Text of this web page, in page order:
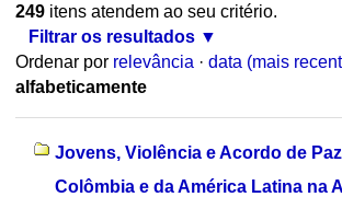
249itens atendem ao seu critério.
Filtrar os resultados
Ordenar por relevância · data (mais
alfabeticamente
Jovens, Violência e Acordo de
Colômbia e da América Latina na